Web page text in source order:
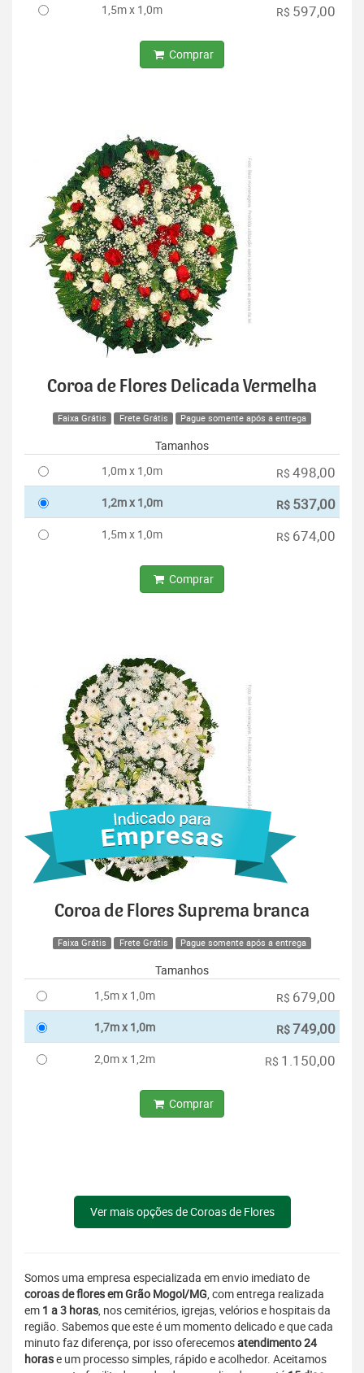
1,5m x 1,0m R$ 597,00
Comprar
Coroa de Flores Delicada Vermelha
Faixa Grátis Frete Grátis Pague somente após a entrega
Tamanhos
1,0m x 1,0m
R$ 498,00
1,2m x 1,0m R$ 537,00
1,5m x 1,0m R$ 674,00
Comprar
Coroa de Flores Suprema branca
Faixa Grátis Frete Grátis Pague somente após a entrega
Tamanhos
1,5m x 1,0m
R$ 679,00
1,7m x 1,0m R$749,00
2,0m x 1,2m R$ 1.150,00
Comprar
Ver mais opções de Coroas de Flores
Somos uma empresa especializada em envio imediato de
coroas de flores em Grão Mogol/MG, com entrega realizada
em 1 a 3 horas, nos cemitérios, igrejas, velórios e hospitais da
região. Sabemos que este é um momento delicado e que cada
minuto faz diferença, por isso oferecemosatendimento 24
horase um processo simples, rápido e acolhedor. Aceitamos